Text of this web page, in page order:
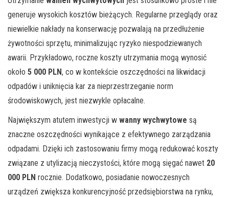
generuje wysokich kosztów bieżących. Regularne przeglądy oraz
niewielkie nakłady na konserwację pozwalają na przedłużenie
żywotności sprzętu, minimalizując ryzyko niespodziewanych
awarii. Przykładowo, roczne koszty utrzymania mogą wynosić
około 5 000 PLN, co w kontekście oszczędności na likwidacji
odpadów i uniknięcia kar za nieprzestrzeganie norm
środowiskowych, jest niezwykle opłacalne.
Największym atutem inwestycji w wanny wychwytowe są
znaczne oszczędności wynikające z efektywnego zarządzania
odpadami. Dzięki ich zastosowaniu firmy mogą redukować koszty
związane z utylizacją nieczystości, które mogą sięgać nawet 20
000 PLN rocznie. Dodatkowo, posiadanie nowoczesnych
urządzeń zwiększa konkurencyjność przedsiębiorstwa na rynku,